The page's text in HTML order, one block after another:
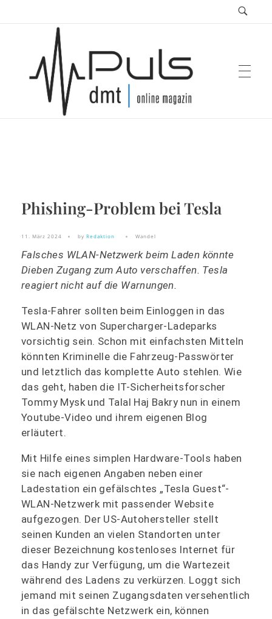
Phishing-Problem bei Tesla
11. März 2024 by Redaktion Wandel
Falsches WLAN-Netzwerk beim Laden könnte
Dieben Zugang zum Auto verschaffen. Tesla
reagiert nicht auf die Warnungen.
Tesla-Fahrer sollten beim Einloggen in das
WLAN-Netz von Supercharger-Ladeparks
vorsichtig sein. Schon mit einfachsten Mitteln
könnten Kriminelle die Fahrzeug-Passwörter
und letztlich das komplette Auto stehlen. Wie
das geht, haben die IT-Sicherheitsforscher
Tommy Mysk und Talal Haj Bakry nun in einem
Youtube-Video und ihrem eigenen Blog
erläutert.
Mit Hilfe eines simplen Hardware-Tools haben
sie nach eigenen Angaben neben einer
Ladestation ein gefälschtes „Tesla Guest“-
WLAN-Netzwerk mit passender Website
aufgezogen. Der US-Autohersteller stellt
seinen Kunden an vielen Standorten unter
dieser Bezeichnung kostenloses Internet für
das Handy zur Verfügung, um die Wartezeit
während des Ladens zu verkürzen. Loggt sich
jemand mit seinen Zugangsdaten versehentlich
in das gefälschte Netzwerk ein, können